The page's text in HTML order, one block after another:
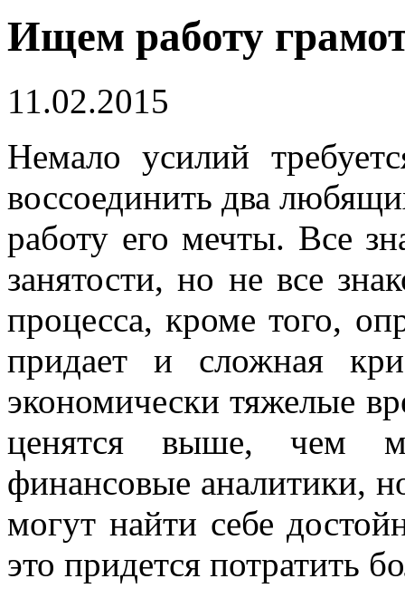
Ищем работу
11.02.2015
Немало усилий
воссоединить два
работу его мечты. Все
занятости, но не все
процесса, кроме того,
придает и сложная
экономически тяжелые
ценятся выше, чем
финансовые аналитики,
могут найти себе
это придется потратить